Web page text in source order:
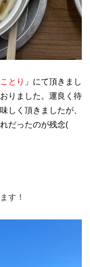
とり 」にて頂きまし
りました。運良く待
しく頂きましたが、
だったのが残念(
す！